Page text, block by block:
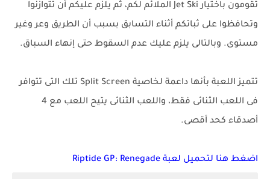
تقومون باختيار Jet Ski الملائم لكم، ثم يلزم عليكم أن تتوازنوا
وتحافظوا على ثباتكم أثناء التسابق بسبب أن الطريق وعر وغير
مستوى. وبالتالى يلزم عليك عدم السقوط حتى إنهاء السباق.
تتميز اللعبة بأنها داعمة لخاصية Split Screen تلك التى تتوافر
فى اللعب الثنائى فقط، واللعب الثنائى يتيح اللعب مع 4
أصدقاء كحد أقصى.
اضغط هنا لتحميل لعبة Riptide GP: Renegade